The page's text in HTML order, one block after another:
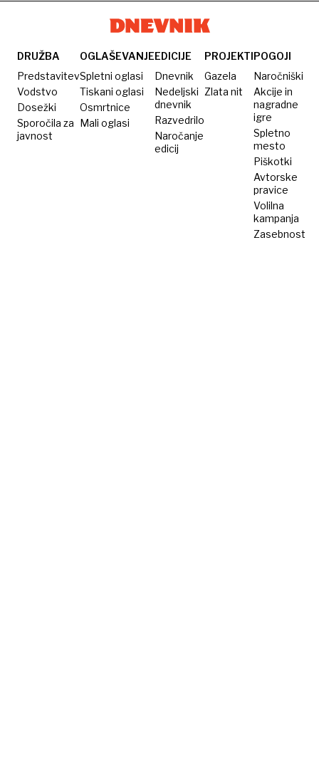
DRUŽBA
Predstavitev
Vodstvo
Dosežki
Sporočila za
javnost
OGLAŠEVANJE
Spletni oglasi
Tiskani oglasi
Osmrtnice
Mali oglasi
EDICIJE
Dnevnik
Nedeljski
dnevnik
Razvedrilo
Naročanje
edicij
PROJEKTI
Gazela
Zlata nit
POGOJI
Naročniški
Akcije in
nagradne
igre
Spletno
mesto
Piškotki
Avtorske
pravice
Volilna
kampanja
Zasebnost